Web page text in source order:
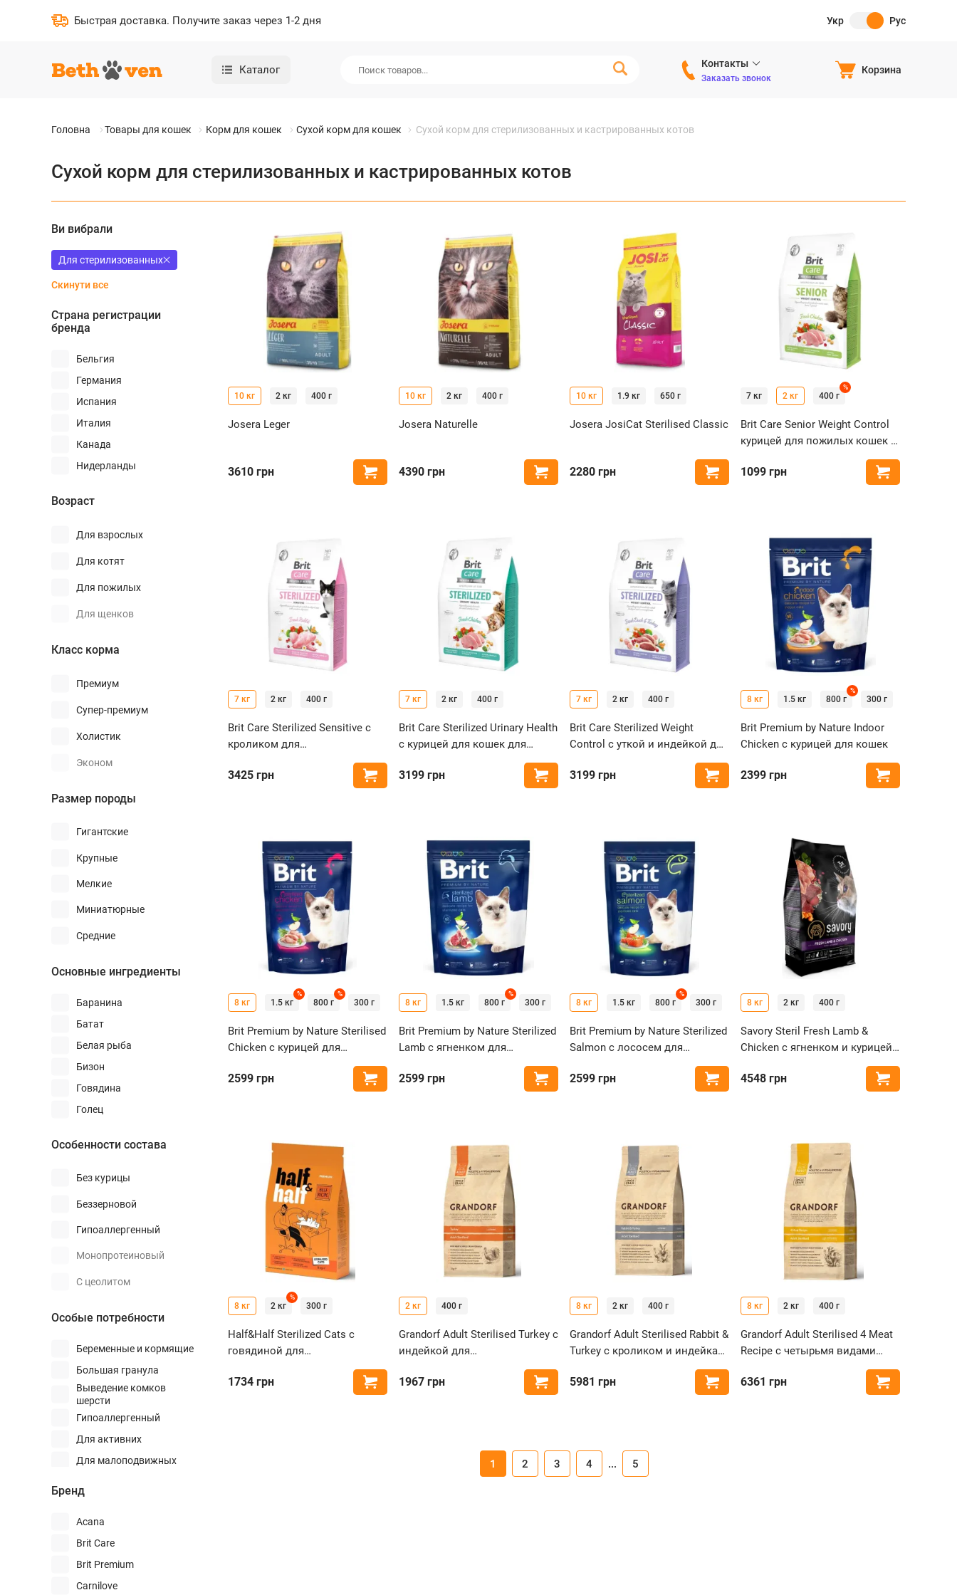
Быстрая доставка. Получите заказ через 1-2 дня Укр Рус
Каталог
Контакты
Заказать звонок
Корзина
Головна Товары для кошек Корм для кошек Сухой корм для кошек Сухой корм для стерилизованных и кастрированных котов
Сухой корм для стерилизованных и кастрированных котов
Ви вибрали
Для стерилизованных
Скинути все
Страна регистрации
бренда
Бельгия
Германия
Испания
Италия
Канада
Нидерланды
Украина
Чехия
Возраст
Для взрослых
Для котят
Для пожилых
Для щенков
Класс корма
Премиум
Супер-премиум
Холистик
Эконом
Размер породы
Гигантские
Крупные
Мелкие
Миниатюрные
Средние
Основные ингредиенты
Баранина
Батат
Белая рыба
Бизон
Говядина
Голец
Индейка
Камбала
Лосось
Макрель
Морской окунь
Мясо
Насекомые
Оленина
Перепелка
Свинина
Солея
Треска
Тунец
Особенности состава
Без курицы
Беззерновой
Гипоаллергенный
Монопротеиновый
С цеолитом
Особые потребности
Беременные и кормящие
Большая гранула
Выведение комков
шерсти
Гипоаллергенный
Для активних
Для малоподвижных
Для привередливых
Для склонных к аллергии
Для склонных к полноте
Для стерилизованных
Бренд
Acana
Brit Care
Brit Premium
Carnilove
10 кг 2 кг 400 г
Josera Leger
3610 грн Купить
10 кг 2 кг 400 г
Josera Naturelle
4390 грн Купить
10 кг 1.9 кг 650 г
Josera JosiCat Sterilised Classic
2280 грн Купить
7 кг 2 кг 400 г
%
Brit Care Senior Weight Control
курицей для пожилых кошек с
1099 грн
7 кг 2 кг 400 г
Brit Care Sterilized Sensitive с
кроликом для
стерилизованных кошек с
чувствительным
3425 грн Купить
7 кг 2 кг 400 г
Brit Care Sterilized Urinary Health
с курицей для кошек для
здоровья мочевыводящей
системы
3199 грн Купить
7 кг 2 кг 400 г
Brit Care Sterilized Weight
Control с уткой и индейкой для
стерилизованных кошек с
избыточным весом
3199 грн Купить
8 кг 1.5 кг 800 г
%
300 г
Brit Premium by Nature Indoor
Chicken с курицей для кошек
2399 грн
8 кг 1.5 кг
%
800 г
%
300 г
Brit Premium by Nature Sterilised
Chicken с курицей для
2599 грн Купить
8 кг 1.5 кг 800 г
%
300 г
Brit Premium by Nature Sterilized
Lamb с ягненком для
2599 грн Купить
8 кг 1.5 кг 800 г
%
300 г
Brit Premium by Nature Sterilized
Salmon с лососем для
2599 грн Купить
8 кг 2 кг 400 г
Savory Steril Fresh Lamb &
Chicken с ягненком и курицей
для стерилизованных кошек
4548 грн
8 кг 2 кг
%
300 г
Half&Half Sterilized Cats с
говядиной для
1734 грн Купить
2 кг 400 г
Grandorf Adult Sterilised Turkey с
индейкой для
1967 грн Купить
8 кг 2 кг 400 г
Grandorf Adult Sterilised Rabbit &
Turkey с кроликом и индейка
для стерилизованных кошек
5981 грн Купить
8 кг 2 кг 400 г
Grandorf Adult Sterilised 4 Meat
Recipe с четырьмя видами
мяса для стерилизованных
кошек
6361 грн
1 2 3 4 ... 5